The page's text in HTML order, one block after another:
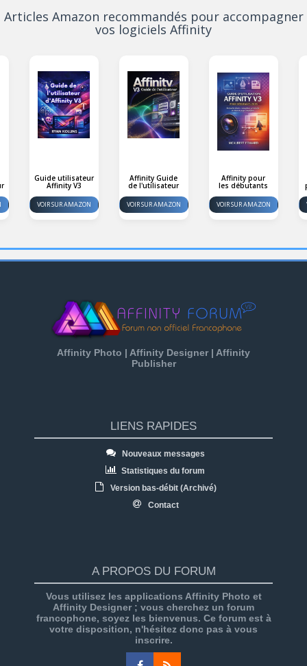
Articles Amazon recommandés pour accompagner
vos logiciels Affinity
Guide utilisateur
Affinity V3
VOIR SUR AMAZON
Affinity Guide
de l'utilisateur
VOIR SUR AMAZON
Affinity pour
les débutants
VOIR SUR AMAZON
Affinity Photo | Affinity Designer | Affinity
Publisher
LIENS RAPIDES
Nouveaux messages
Statistiques du forum
Version bas-débit (Archivé)
Contact
A PROPOS DU FORUM
Vous utilisez les applications Affinity Photo et
Affinity Designer ; vous cherchez un forum
francophone, soyez les bienvenus. Ce forum est à
votre disposition, n'hésitez donc pas à vous
inscrire.